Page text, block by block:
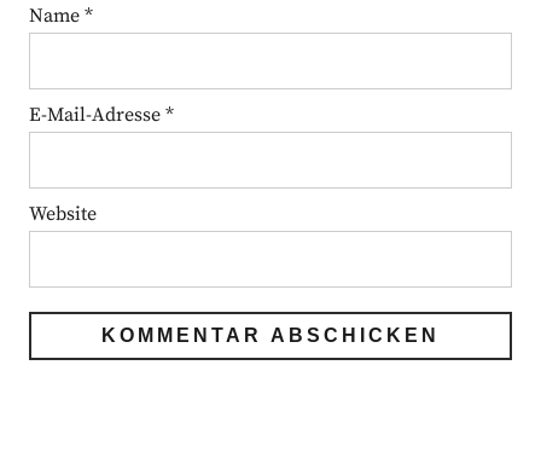
Name *
E-Mail-Adresse *
Website